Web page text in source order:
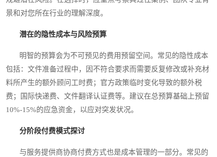
景和对您所在行业的理解深度。
潜在的隐性成本与风险预算
明智的预算会为不可预见的费用预留空间。常见的隐性成本
包括：文件准备过程中，因不符合要求而需要反复修改或补充材
料所产生的额外顾问工时费；官方政策临时变化导致的额外税
费；国际快递费、文件翻译认证费等。建议在总预算基础上预留
10%-15%的应急资金，以应对突发状况。
分阶段付费模式探讨
与服务提供商协商付费方式也是成本管理的一部分。常见的